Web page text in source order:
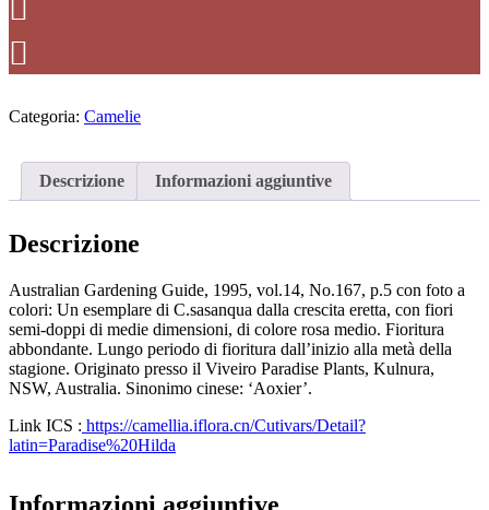
Categoria: Camelie
Descrizione Informazioni aggiuntive
Descrizione
Australian Gardening Guide, 1995, vol.14, No.167, p.5 con foto a
colori: Un esemplare di C.sasanqua dalla crescita eretta, con fiori
semi-doppi di medie dimensioni, di colore rosa medio. Fioritura
abbondante. Lungo periodo di fioritura dall’inizio alla metà della
stagione. Originato presso il Viveiro Paradise Plants, Kulnura,
NSW, Australia. Sinonimo cinese: ‘Aoxier’.
Link ICS : https://camellia.iflora.cn/Cutivars/Detail?
latin=Paradise%20Hilda
Informazioni aggiuntive